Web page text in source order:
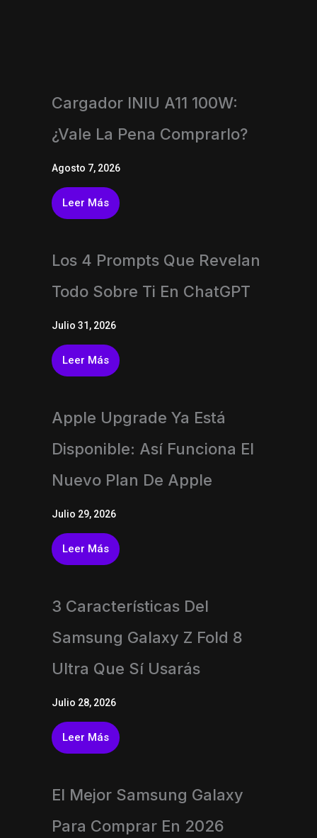
Cargador INIU A11 100W:
¿vale La Pena Comprarlo?
Agosto 7, 2026
Leer Más
Los 4 Prompts Que Revelan
Todo Sobre Ti En ChatGPT
Julio 31, 2026
Leer Más
Apple Upgrade Ya Está
Disponible: Así Funciona El
Nuevo Plan De Apple
Julio 29, 2026
Leer Más
3 Características Del
Samsung Galaxy Z Fold 8
Ultra Que Sí Usarás
Julio 28, 2026
Leer Más
El Mejor Samsung Galaxy
Para Comprar En 2026